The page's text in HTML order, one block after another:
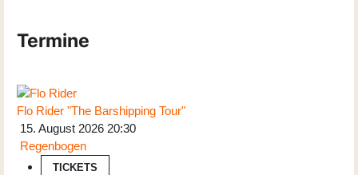
Termine
Flo Rider "The Barshipping Tour"
15. August 2026 20:30
Regenbogen
TICKETS